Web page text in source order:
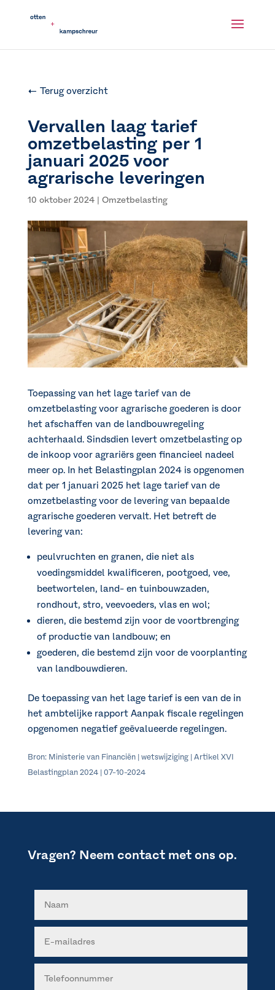
← Terug overzicht
Vervallen laag tarief
omzetbelasting per 1
januari 2025 voor
agrarische leveringen
10 oktober 2024| Omzetbelasting
Toepassing van het lage tarief van de
omzetbelasting voor agrarische goederen is door
het afschaffen van de landbouwregeling
achterhaald. Sindsdien levert omzetbelasting op
de inkoop voor agrariërs geen financieel nadeel
meer op. In het Belastingplan 2024 is opgenomen
dat per 1 januari 2025 het lage tarief van de
omzetbelasting voor de levering van bepaalde
agrarische goederen vervalt. Het betreft de
levering van:
peulvruchten en granen, die niet als
voedingsmiddel kwalificeren, pootgoed, vee,
beetwortelen, land- en tuinbouwzaden,
rondhout, stro, veevoeders, vlas en wol;
dieren, die bestemd zijn voor de voortbrenging
of productie van landbouw; en
goederen, die bestemd zijn voor de voorplanting
van landbouwdieren.
De toepassing van het lage tarief is een van de in
het ambtelijke rapport Aanpak fiscale regelingen
opgenomen negatief geëvalueerde regelingen.
Bron: Ministerie van Financiën | wetswijziging | Artikel XVI
Belastingplan 2024 | 07-10-2024
Vragen? Neem contact met ons op.